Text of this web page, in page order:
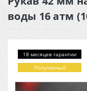
воды 16 атм
18 месяцев гарантии
Популярный